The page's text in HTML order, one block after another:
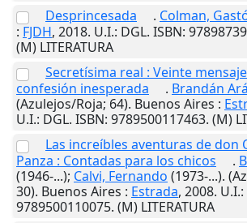
Desprincesada
. Colman,
: FJDH, 2018. U.I.: DGL. ISBN:
(M) LITERATURA
Secretísima real : Veinte
confesión inesperada
. Brandán
(Azulejos/Roja; 64). Buenos Aires :
U.I.: DGL. ISBN: 9789500117463. (M)
Las increíbles aventuras de don
Panza : Contadas para los chicos
.
(1946-...); Calvi, Fernando (1973-...).
30). Buenos Aires : Estrada, 2008. U.I.
9789500110075. (M) LITERATURA